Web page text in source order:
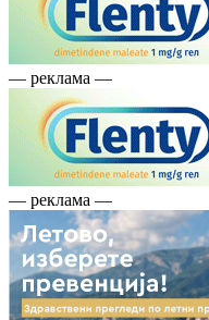
— реклама —
— реклама —